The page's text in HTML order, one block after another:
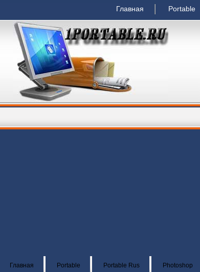
Главная Portable
Главная Portable Portable Rus Photoshop